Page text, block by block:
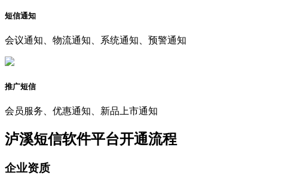
短信通知
会议通知、物流通知、系统通知、预警通知
推广短信
会员服务、优惠通知、新品上市通知
泸溪短信软件平台开通流程
企业资质